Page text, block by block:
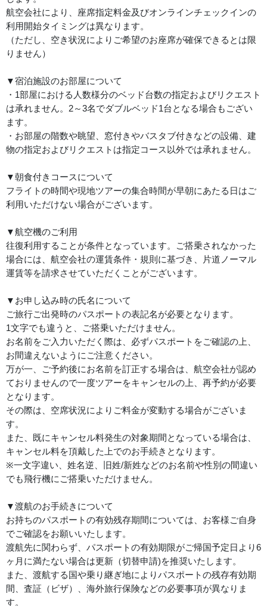
航空会社により、座席指定料金及びオンラインチェックインの
利用開始タイミングは異なります。
（ただし、空き状況によりご希望のお座席が確保できるとは限
りません）
▼宿泊施設のお部屋について
・1部屋における人数様分のベッド台数の指定およびリクエスト
は承れません。2～3名でダブルベッド1台となる場合もござい
ます。
・お部屋の階数や眺望、窓付きやバスタブ付きなどの設備、建
物の指定およびリクエストは指定コース以外では承れません。
▼朝食付きコースについて
フライトの時間や現地ツアーの集合時間が早朝にあたる日はご
利用いただけない場合がございます。
▼航空機のご利用
往復利用することが条件となっています。ご搭乗されなかった
場合には、航空会社の運賃条件・規則に基づき、片道ノーマル
運賃等を請求させていただくことがございます。
▼お申し込み時の氏名について
ご旅行ご出発時のパスポートの表記名が必要となります。
1文字でも違うと、ご搭乗いただけません。
お名前をご入力いただく際は、必ずパスポートをご確認の上、
お間違えないようにご注意ください。
万が一、ご予約後にお名前を訂正する場合は、航空会社が認め
ておりませんので一度ツアーをキャンセルの上、再予約が必要
となります。
その際は、空席状況によりご料金が変動する場合がございま
す。
また、既にキャンセル料発生の対象期間となっている場合は、
キャンセル料を頂戴した上でのお手続きとなります。
※一文字違い、姓名逆、旧姓/新姓などのお名前や性別の間違い
でも飛行機にご搭乗いただけません。
▼渡航のお手続きについて
お持ちのパスポートの有効残存期間については、お客様ご自身
でご確認をお願いいたします。
渡航先に関わらず、パスポートの有効期限がご帰国予定日より6
ヶ月に満たない場合は更新（切替申請)を推奨いたします。
また、渡航する国や乗り継ぎ地によりパスポートの残存有効期
間、査証（ビザ）、海外旅行保険などの必要事項が異なりま
す。